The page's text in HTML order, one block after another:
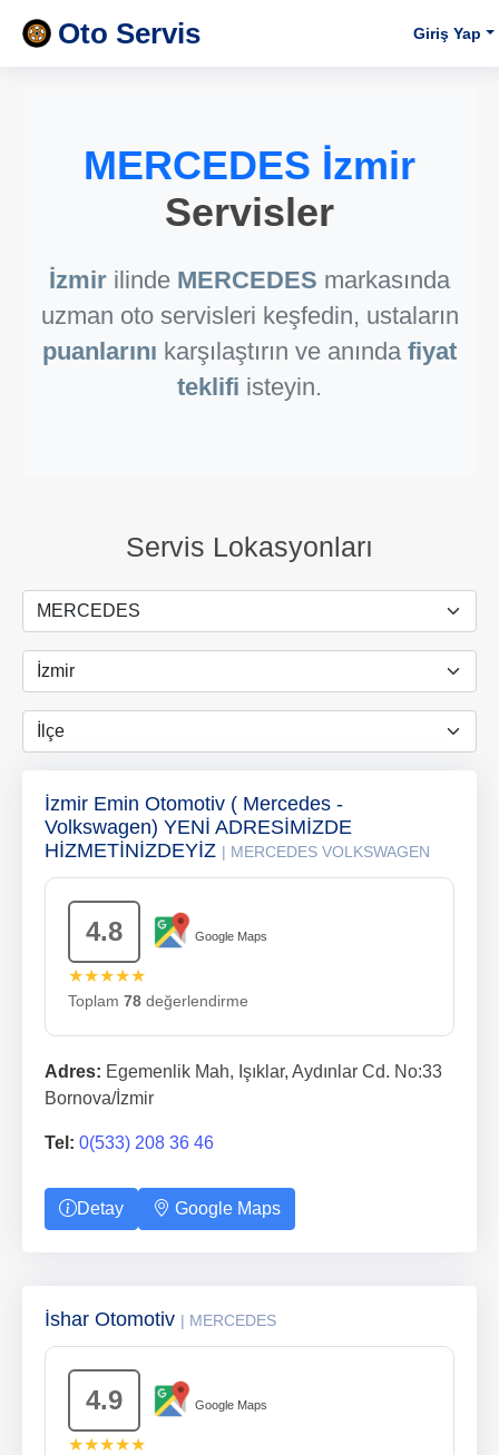
Oto Servis Giriş Yap
MERCEDES İzmir
Servisler
İzmir ilinde MERCEDES markasında
uzman oto servisleri keşfedin, ustaların
puanlarını karşılaştırın ve anında fiyat
teklifi isteyin.
Servis Lokasyonları
İzmir Emin Otomotiv ( Mercedes -
Volkswagen) YENİ ADRESİMİZDE
HİZMETİNİZDEYİZ | MERCEDES VOLKSWAGEN
4.8 Google Maps
★★★★★
Toplam 78 değerlendirme
Adres: Egemenlik Mah, Işıklar, Aydınlar Cd. No:33
Bornova/İzmir
Tel: 0(533) 208 36 46
Detay Google Maps
İshar Otomotiv | MERCEDES
4.9 Google Maps
★★★★★